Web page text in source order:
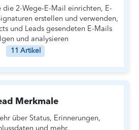
die 2-Wege-E-Mail einrichten, E-
erstellen und verwenden,
und Leads gesendeten E-Mails
und analysieren
11 Artikel
Merkmale
über Status, Erinnerungen,